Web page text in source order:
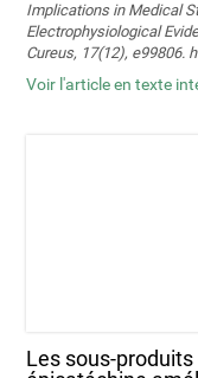
Implications in Medical
Electrophysiological
Cureus, 17(12), e99806.
Voir l'article en texte
Les sous-